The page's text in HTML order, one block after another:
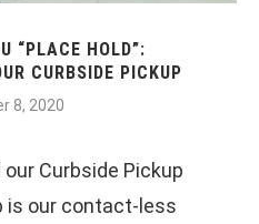
“PLACE HOLD”:
CURBSIDE PICKUP
8, 2020
Curbside Pickup
is our contact-less